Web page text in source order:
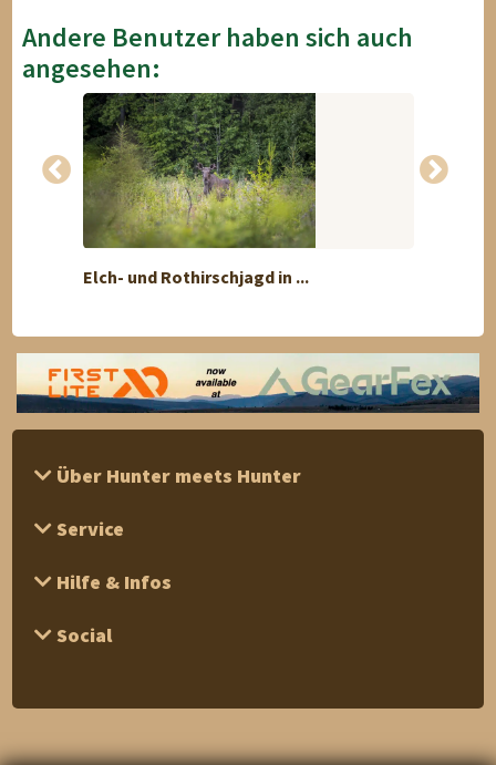
Andere Benutzer haben sich auch
angesehen:
Elch- und Rothirschjagd in ...
Über Hunter meets Hunter
Service
Hilfe & Infos
Social